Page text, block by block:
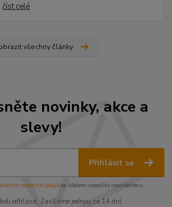
číst celé
všechny články
novinky, akce a
slevy!
Přihlásit se
osobních údajůza účelem rozesílky newsletteru.
odhlásit. Zasíláme jednou za 14 dní.